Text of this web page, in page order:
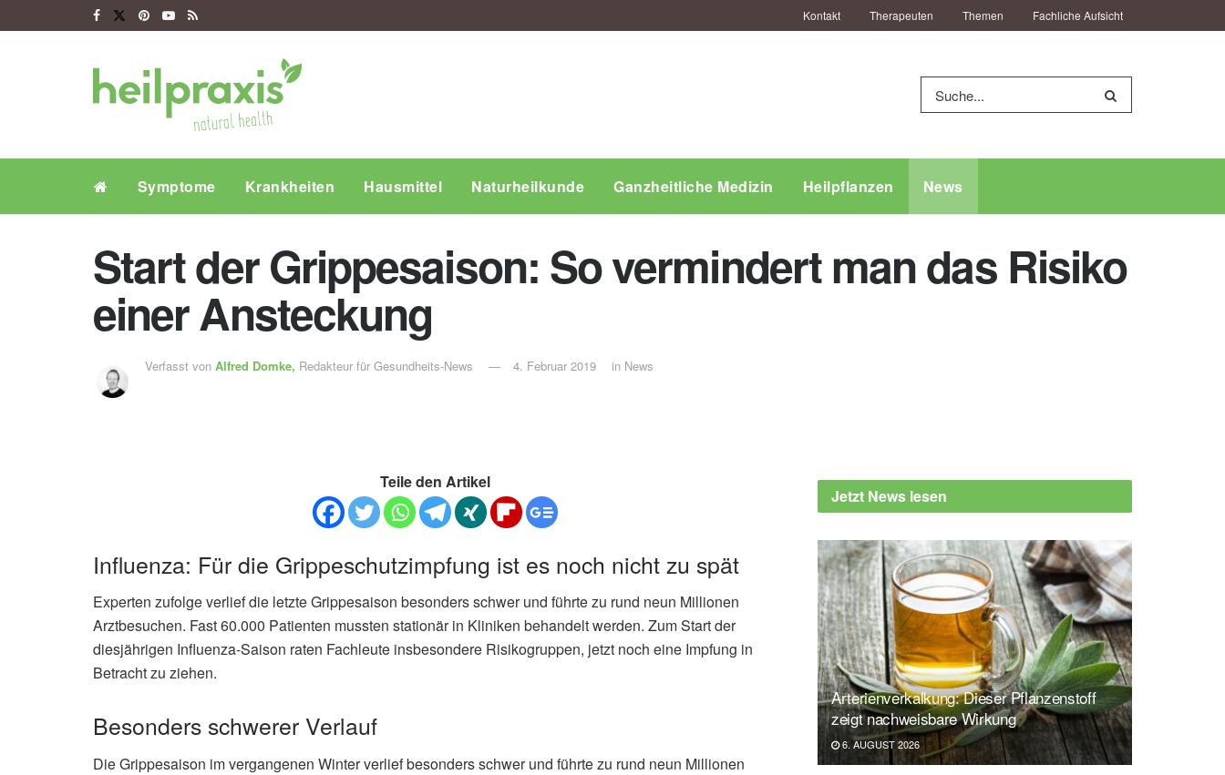
Kontakt Therapeuten Themen Fachliche Aufsicht
Symptome Krankheiten Hausmittel Naturheilkunde Ganzheitliche Medizin Heilpflanzen News
Start der Grippesaison: So vermindert man das Risiko
einer Ansteckung
Verfasst von Alfred Domke, Redakteur für Gesundheits-News 4. Februar 2019 in News
Teile den Artikel
Influenza: Für die Grippeschutzimpfung ist es noch nicht zu spät
Experten zufolge verlief die letzte Grippesaison besonders schwer und führte zu rund neun Millionen
Arztbesuchen. Fast 60.000 Patienten mussten stationär in Kliniken behandelt werden. Zum Start der
diesjährigen Influenza-Saison raten Fachleute insbesondere Risikogruppen, jetzt noch eine Impfung in
Betracht zu ziehen.
Besonders schwerer Verlauf
Die Grippesaison im vergangenen Winter verlief besonders schwer und führte zu rund neun Millionen
Jetzt News lesen
Arterienverkalkung: Dieser Pflanzenstoff
zeigt nachweisbare Wirkung
6. AUGUST 2026